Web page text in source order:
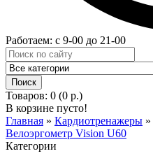
Работаем: с 9-00 до 21-00
Товаров: 0 (0 р.)
В корзине пусто!
Главная » Кардиотренажеры »
Велоэргометр Vision U60
Категории